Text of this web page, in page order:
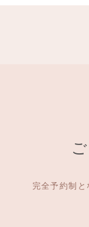
完全予約制